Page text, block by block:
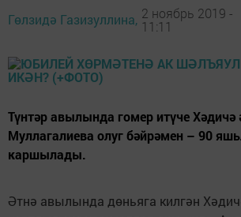
Гөлзидә Газизуллина, 2 ноябрь 2019 -
11:11
Түнтәр авылында гомер итүче Хәдичә
Муллагалиева олуг бәйрәмен – 90
каршылады.
Әтнә авылында дөньяга килгән